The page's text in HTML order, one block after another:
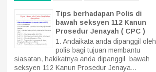
Tips berhadapan Polis di
bawah seksyen 112 Kanun
Prosedur Jenayah ( CPC )
1. Andaikata anda dipanggil oleh
polis bagi tujuan membantu
siasatan, hakikatnya anda dipanggil bawah
seksyen 112 Kanun Prosedur Jenaya...